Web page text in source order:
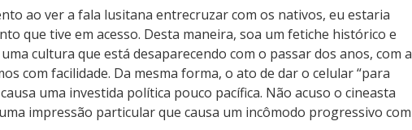
ao ver a fala lusitana entrecruzar com os nativos, eu estaria
que tive em acesso. Desta maneira, soa um fetiche histórico e
cultura que está desaparecendo com o passar dos anos, com a
com facilidade. Da mesma forma, o ato de dar o celular “para
uma investida política pouco pacífica. Não acuso o cineasta
impressão particular que causa um incômodo progressivo com